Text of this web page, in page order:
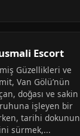
Escort
Güzellikleri ve
Van Gölü’nün
doğası ve sakin
işleyen bir
tarihi dokunun
sürmek,...